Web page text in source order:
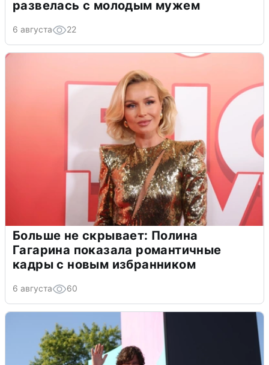
развелась с молодым мужем
6 августа 22
Больше не скрывает: Полина
Гагарина показала романтичные
кадры с новым избранником
6 августа 60